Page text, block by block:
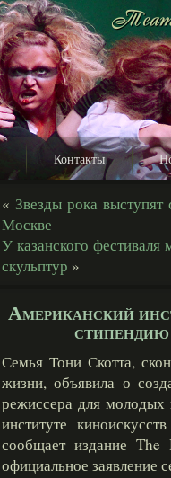
Контакты
« Звезды рока
Москве
У казанского фестиваля
скульптур »
Американский
Семья Тони Скотта,
жизни, объявила о
режиссера для молодых
институте
сообщает издание
официальное заявление